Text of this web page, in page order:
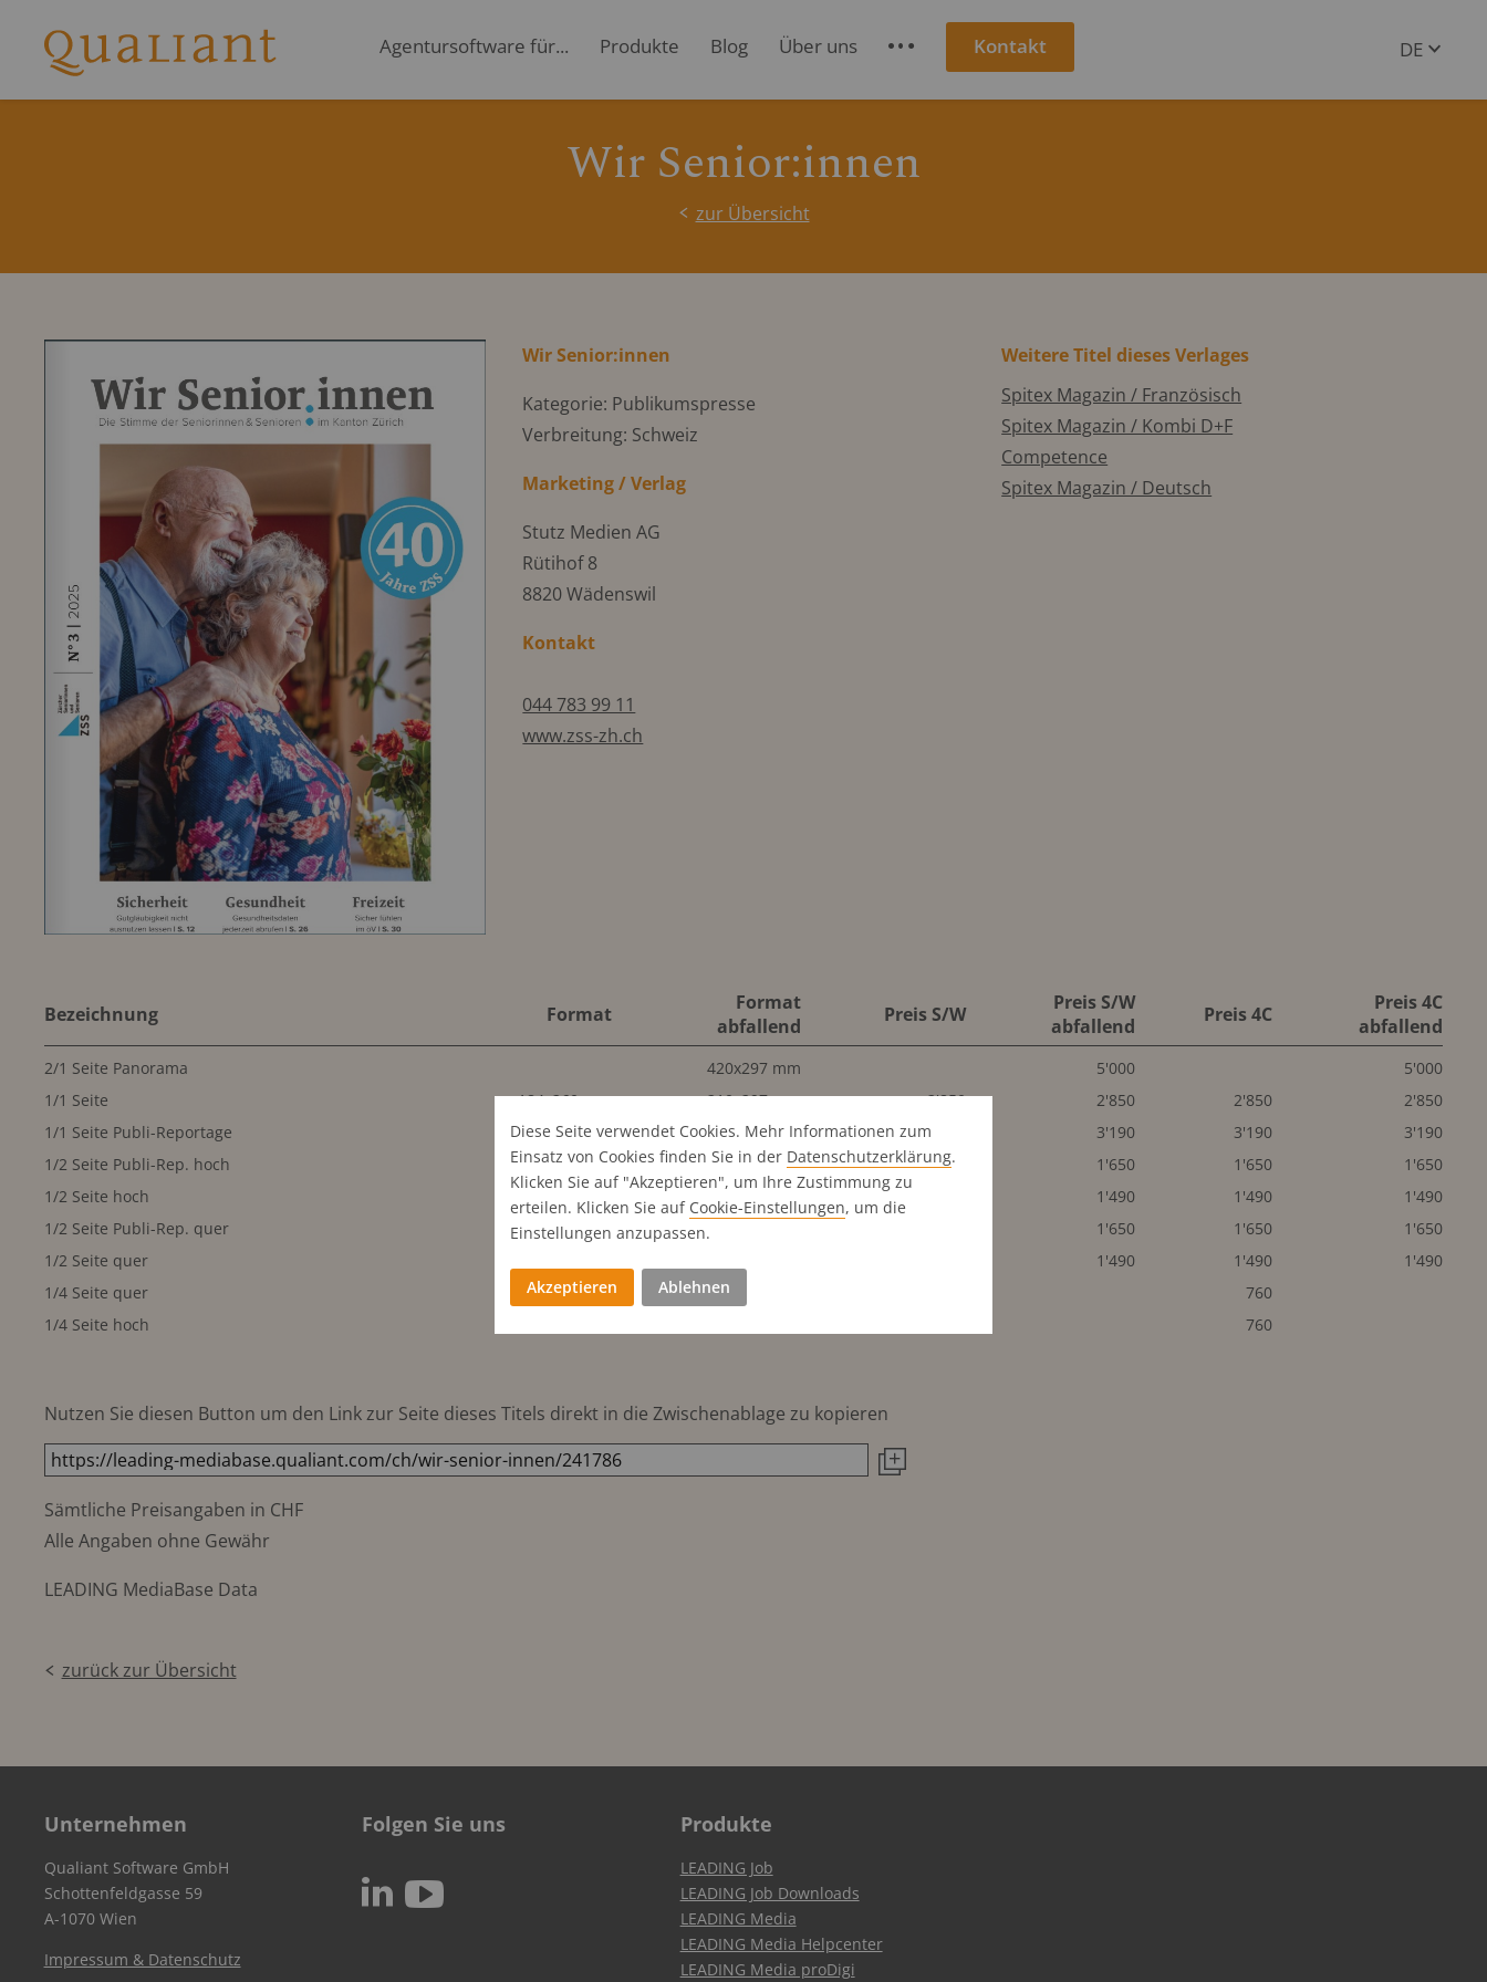
Agentursoftware für... Produkte Blog Über uns S Kontakt
DE
Wir Senior:innen
zur Übersicht
Wir Senior:innen
Kategorie: Publikumspresse
Verbreitung: Schweiz
Marketing / Verlag
Stutz Medien AG
Rütihof 8
8820 Wädenswil
Kontakt
044 783 99 11
www.zss-zh.ch
Weitere Titel dieses Verlages
Spitex Magazin / Französisch
Spitex Magazin / Kombi D+F
Competence
Spitex Magazin / Deutsch
Bezeichnung Format
Format
abfallend
Preis S/W
Preis S/W
abfallend
Preis 4C
Preis 4C
abfallend
2/1 Seite Panorama 420x297 mm 5'000
5'000
1/1 Seite
184x260 mm 210x297 mm 2'850 2'850 2'850
2'850
1/1 Seite Publi-Reportage
184x260 mm 210x297 mm 3'190 3'190 3'190
3'190
1/2 Seite Publi-Rep. hoch
89x260 mm 99x297 mm 1'650 1'650 1'650
1'650
1/2 Seite hoch
89x260 mm 99x297 mm 1'490 1'490
1'490
1/2 Seite Publi-Rep. quer
184x128 mm 1'650 1'650
1'650
1/2 Seite quer
1'490 1'490
1'490
1/4 Seite quer
184x64 mm
760
1/4 Seite hoch
760
Nutzen Sie diesen Button um den Link zur Seite dieses Titels direkt in die Zwischenablage zu kopieren
Sämtliche Preisangaben in CHF
Alle Angaben ohne Gewähr
LEADING MediaBase Data
zurück zur Übersicht
Unternehmen
Qualiant Software GmbH
Schottenfeldgasse 59
A-1070 Wien
Impressum & Datenschutz
Folgen Sie uns
N c
Produkte
LEADING Job
LEADING Job Downloads
LEADING Media
LEADING Media Helpcenter
LEADING Media proDigi
Diese Seite verwendet Cookies. Mehr Informationen zum
Einsatz von Cookies finden Sie in der Datenschutz­erklärung.
Klicken Sie auf "Akzeptieren", um Ihre Zustimmung zu
erteilen. Klicken Sie auf Cookie-Einstellungen, um die
Einstellungen anzupassen.
Akzeptieren Ablehnen